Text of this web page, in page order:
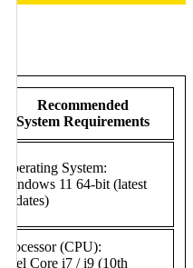
Recommended
System Requirements
Operating System:
Windows 11 64-bit (latest
updates)
Processor (CPU):
Intel Core i7 / i9 (10th